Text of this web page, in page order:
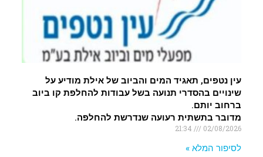
עין נטפים, תאגיד המים והביוב של אילת מודיע על
שינויים בהסדרי תנועה בשל עבודות להחלפת קו ביוב
ברחוב יותם.
מדובר בתשתית רעועה שנדרשת להחלפה.
02/08/2026
לסיפור המלא »